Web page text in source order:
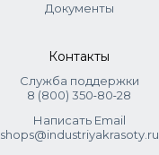
Документы
Контакты
Служба поддержки
8 (800) 350‑80‑28
Написать Email
shops@industriyakrasoty.ru